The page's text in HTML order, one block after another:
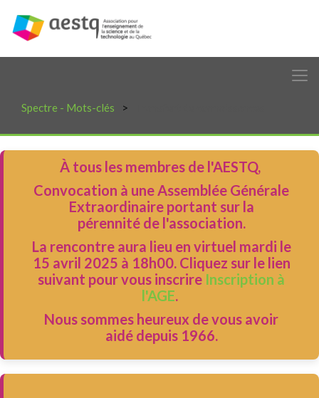
Spectre - Mots-clés
À tous les membres de l'AESTQ,
Convocation à une Assemblée Générale
Extraordinaire portant sur la
pérennité de l'association.
La rencontre aura lieu en virtuel mardi le
15 avril 2025 à 18h00. Cliquez sur le lien
suivant pour vous inscrire Inscription à
l'AGE.
Nous sommes heureux de vous avoir
aidé depuis 1966.